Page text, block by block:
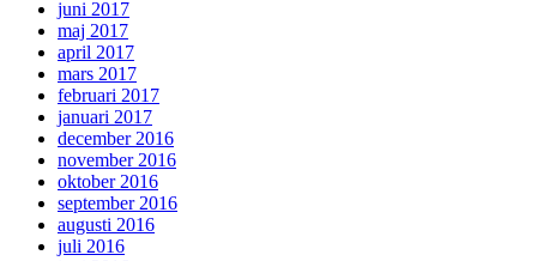
juni 2017
maj 2017
april 2017
mars 2017
februari 2017
januari 2017
december 2016
november 2016
oktober 2016
september 2016
augusti 2016
juli 2016